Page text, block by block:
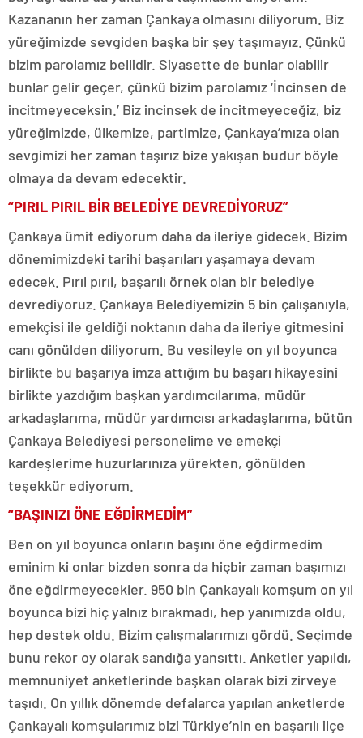
Kazananın her zaman Çankaya olmasını diliyorum. Biz
yüreğimizde sevgiden başka bir şey taşımayız. Çünkü
bizim parolamız bellidir. Siyasette de bunlar olabilir
bunlar gelir geçer, çünkü bizim parolamız ‘İncinsen de
incitmeyeceksin.’ Biz incinsek de incitmeyeceğiz, biz
yüreğimizde, ülkemize, partimize, Çankaya’mıza olan
sevgimizi her zaman taşırız bize yakışan budur böyle
olmaya da devam edecektir.
“PIRIL PIRIL BİR BELEDİYE DEVREDİYORUZ”
Çankaya ümit ediyorum daha da ileriye gidecek. Bizim
dönemimizdeki tarihi başarıları yaşamaya devam
edecek. Pırıl pırıl, başarılı örnek olan bir belediye
devrediyoruz. Çankaya Belediyemizin 5 bin çalışanıyla,
emekçisi ile geldiği noktanın daha da ileriye gitmesini
canı gönülden diliyorum. Bu vesileyle on yıl boyunca
birlikte bu başarıya imza attığım bu başarı hikayesini
birlikte yazdığım başkan yardımcılarıma, müdür
arkadaşlarıma, müdür yardımcısı arkadaşlarıma, bütün
Çankaya Belediyesi personelime ve emekçi
kardeşlerime huzurlarınıza yürekten, gönülden
teşekkür ediyorum.
“BAŞINIZI ÖNE EĞDİRMEDİM”
Ben on yıl boyunca onların başını öne eğdirmedim
eminim ki onlar bizden sonra da hiçbir zaman başımızı
öne eğdirmeyecekler. 950 bin Çankayalı komşum on yıl
boyunca bizi hiç yalnız bırakmadı, hep yanımızda oldu,
hep destek oldu. Bizim çalışmalarımızı gördü. Seçimde
bunu rekor oy olarak sandığa yansıttı. Anketler yapıldı,
memnuniyet anketlerinde başkan olarak bizi zirveye
taşıdı. On yıllık dönemde defalarca yapılan anketlerde
Çankayalı komşularımız bizi Türkiye’nin en başarılı ilçe